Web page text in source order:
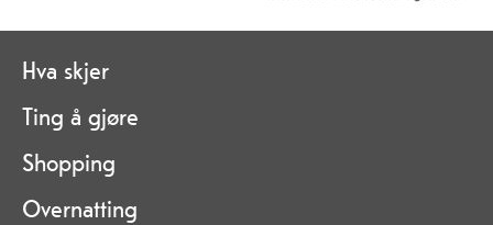
Hva skjer
Ting å gjøre
Shopping
Overnatting